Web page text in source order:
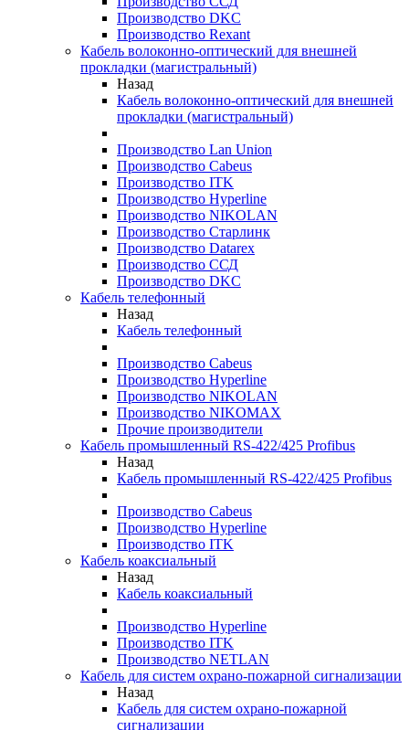
Производство DKC
Производство Rexant
Кабель волоконно-оптический для внешней
прокладки (магистральный)
Назад
Кабель волоконно-оптический для внешней
прокладки (магистральный)
Производство Lan Union
Производство Cabeus
Производство ITK
Производство Hyperline
Производство NIKOLAN
Производство Старлинк
Производство Datarex
Производство ССД
Производство DKC
Кабель телефонный
Назад
Кабель телефонный
Производство Cabeus
Производство Hyperline
Производство NIKOLAN
Производство NIKOMAX
Прочие производители
Кабель промышленный RS-422/425 Profibus
Назад
Кабель промышленный RS-422/425 Profibus
Производство Cabeus
Производство Hyperline
Производство ITK
Кабель коаксиальный
Назад
Кабель коаксиальный
Производство Hyperline
Производство ITK
Производство NETLAN
Кабель для систем охрано-пожарной сигнализации
Назад
Кабель для систем охрано-пожарной
сигнализации